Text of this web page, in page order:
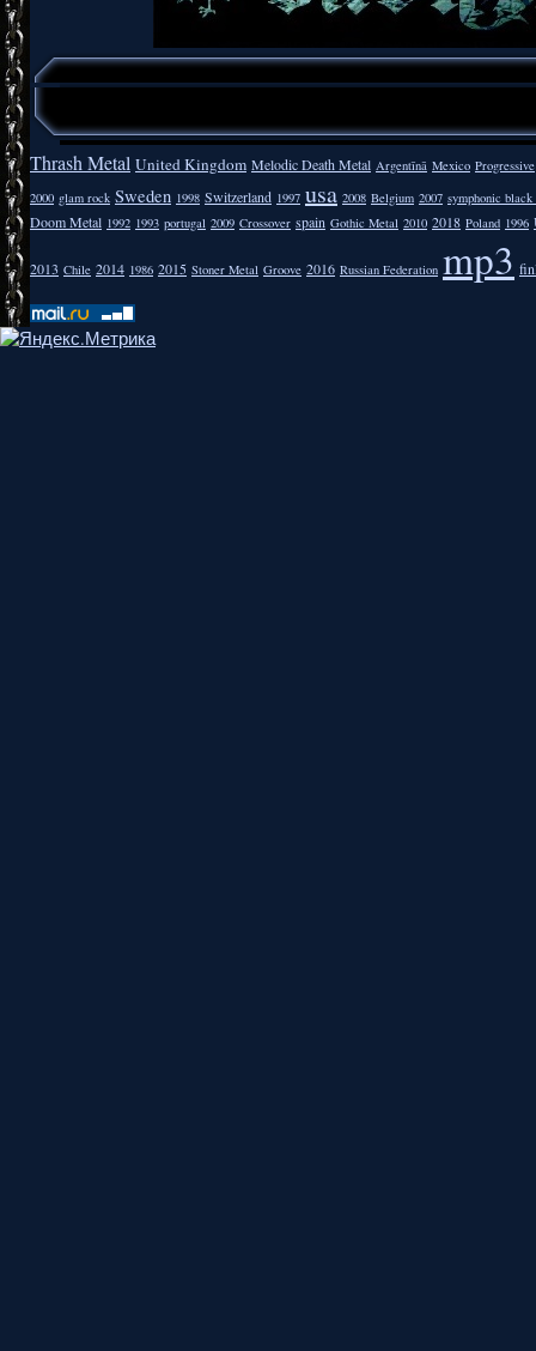
Thrash Metal United Kingdom Melodic Death Metal Argentīnā Mexico Progressive
2000 glam rock Sweden 1998 Switzerland 1997 usa 2008 Belgium 2007 symphonic
Doom Metal 1992 1993 portugal 2009 Crossover spain Gothic Metal 2010 2018 Poland 1996
2013 Chile 2014 1986 2015 Stoner Metal Groove 2016 Russian Federation mp3